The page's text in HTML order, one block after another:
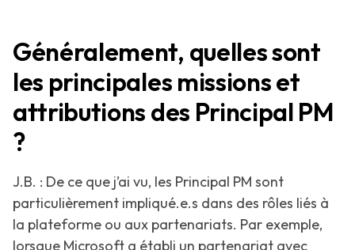
Généralement, quelles sont
les principales missions et
attributions des Principal PM
?
J.B. : De ce que j’ai vu, les Principal PM sont
particulièrement impliqué.e.s dans des rôles liés à
la plateforme ou aux partenariats. Par exemple,
lorsque Microsoft a établi un partenariat avec